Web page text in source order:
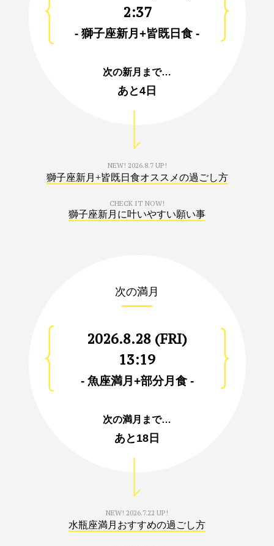
2:37
- 獅子座新月+皆既日食 -
次の新月まで…
あと4日
NEW! 2026.8.7 UP!
獅子座新月+皆既日食オススメの過ごし方
CHECK IT NOW!
獅子座新月に叶いやすい願い事
次の満月
2026.8.28 (FRI)
13:19
- 魚座満月+部分月食 -
次の満月まで…
あと 18日
NEW! 2026.7.22 UP!
水瓶座満月おすすめの過ごし方